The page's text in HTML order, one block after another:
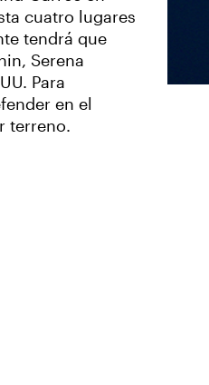
cuatro lugares
tendrá que
Serena
Para
en el
terreno.